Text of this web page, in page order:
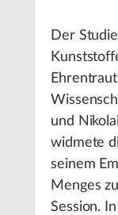
Der
und
widmete
seinem
Menges
Session.